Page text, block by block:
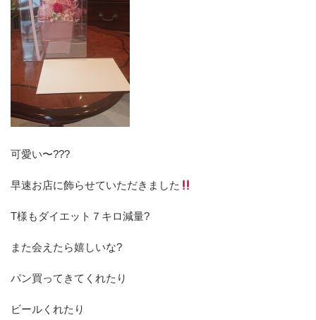
可愛い〜???
早速お店に飾らせていただきました
T様もダイエット７キロ減量?
また会えたら嬉しいな?
パン買ってきてくれたり
ビールくれたり